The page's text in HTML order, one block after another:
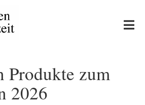
Neues
Produkte zum
2026